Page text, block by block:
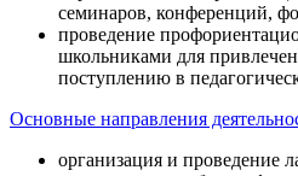
семинаров, конференций,
проведение
школьниками для
поступлению в
Основные направления
организация и проведение